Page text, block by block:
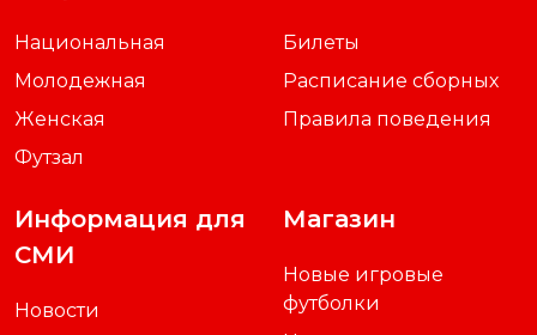
Национальная
Молодежная
Женская
Футзал
Билеты
Расписание сборных
Правила поведения
Информация для
СМИ
Новости
Магазин
Новые игровые
футболки